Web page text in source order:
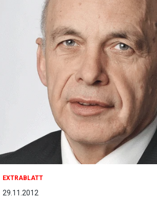
EXTRABLATT
29.11.2012